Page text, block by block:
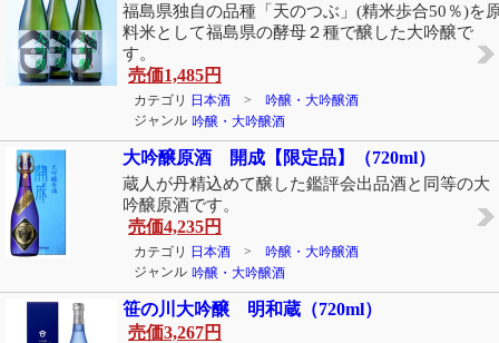
福島県独自の品種「天のつぶ」(精米歩合50％)を
料米として福島県の酵母２種で醸した大吟醸で
す。
売価1,485円
カテゴリ 日本酒 > 吟醸・大吟醸酒
ジャンル 吟醸・大吟醸酒
大吟醸原酒 開成【限定品】（720ml）
蔵人が丹精込めて醸した鑑評会出品酒と同等の大
吟醸原酒です。
売価4,235円
カテゴリ 日本酒 > 吟醸・大吟醸酒
ジャンル 吟醸・大吟醸酒
笹の川大吟醸 明和蔵（720ml）
売価3,267円